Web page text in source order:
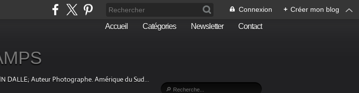
Connexion + Créer mon blog
Accueil Catégories Newsletter Contact
DALLE; Auteur Photographe. Amérique du Sud…